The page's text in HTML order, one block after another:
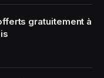
gratuitement à